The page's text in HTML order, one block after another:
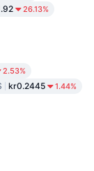
26.13%
2.53%
kr0.2445 1.44%